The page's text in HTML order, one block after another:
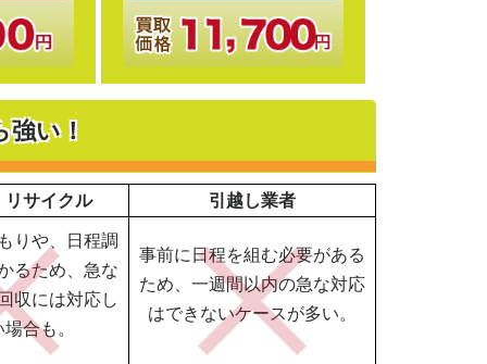
い！
サイクル
引越し業者
りや、日程調
るため、急な
収には対応し
合も。
事前に日程を組む必要がある
ため、一週間以内の急な対応
はできないケースが多い。